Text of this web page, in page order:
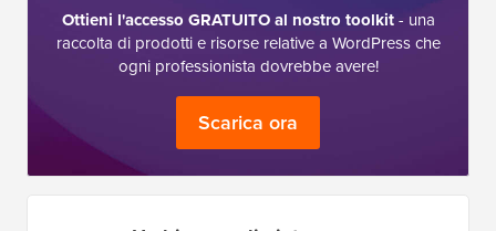
Ottieni l'accesso GRATUITO al nostro toolkit- una
raccolta di prodotti e risorse relative a WordPress che
ogni professionista dovrebbe avere!
Scarica ora